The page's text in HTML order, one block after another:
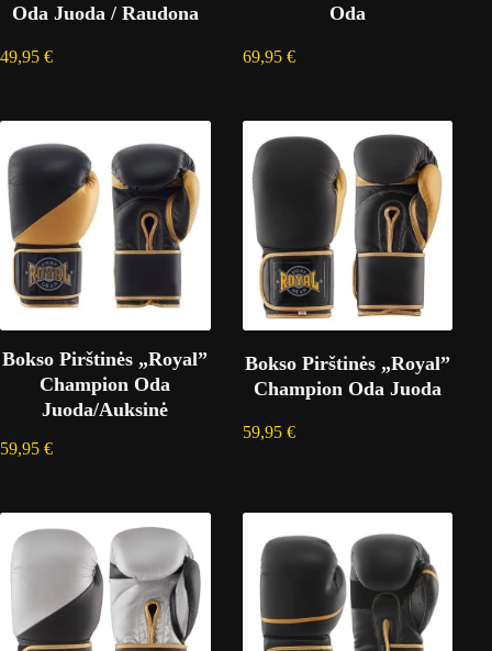
Oda Juoda / Raudona
49,95 €
Oda
69,95 €
Bokso Pirštinės „Royal”
Champion Oda
Juoda/Auksinė
59,95 €
Bokso Pirštinės „Royal”
Champion Oda Juoda
59,95 €